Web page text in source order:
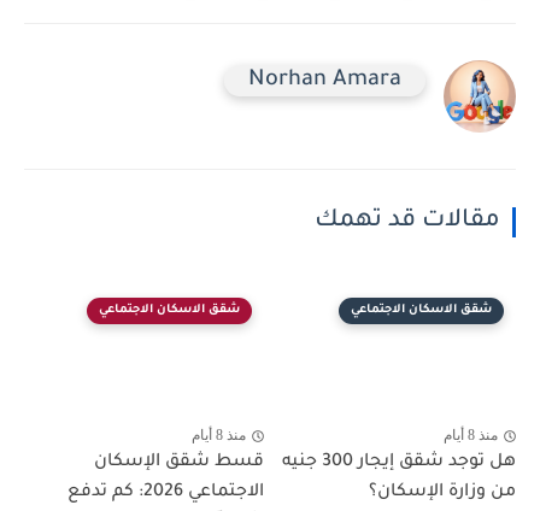
Norhan Amara
مقالات قد تهمك
شقق الاسكان الاجتماعي
منذ 8 أيام
هل توجد شقق إيجار 300 جنيه
من وزارة الإسكان؟
شقق الاسكان الاجتماعي
منذ 8 أيام
قسط شقق الإسكان
الاجتماعي 2026: كم تدفع